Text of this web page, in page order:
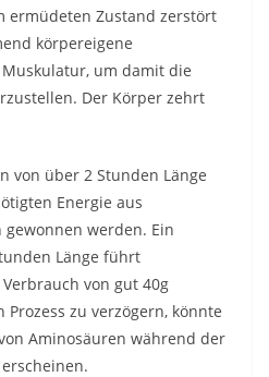
ermüdeten Zustand zerstört
körpereigene
um damit die
Der Körper zehrt
von über 2 Stunden Länge
Energie aus
werden. Ein
Länge führt
von gut 40g
zu verzögern, könnte
Aminosäuren während der